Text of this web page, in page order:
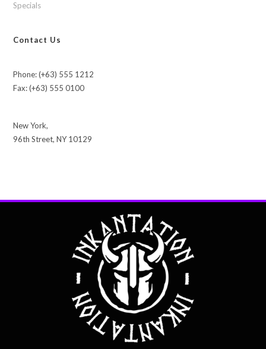
Specials
Contact Us
Phone: (+63) 555 1212
Fax: (+63) 555 0100
New York,
96th Street, NY 10129